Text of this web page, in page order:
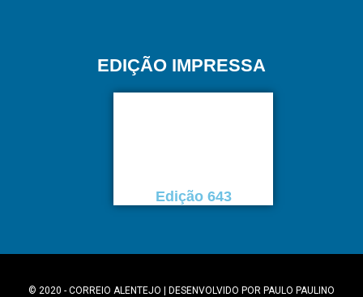
EDIÇÃO IMPRESSA
Edição 643
© 2020 - CORREIO ALENTEJO | DESENVOLVIDO POR PAULO PAULINO